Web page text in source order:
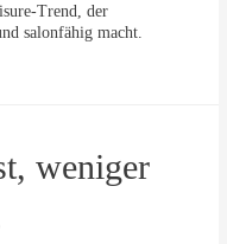
Trend, der
salonfähig macht.
weniger